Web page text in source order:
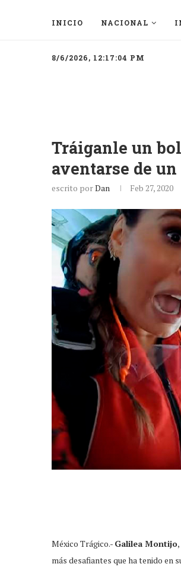
INICIO NACIONAL
8/6/2026, 12:17:04 PM
Tráiganle un
aventarse de
escrito porDan Feb 27, 2020
México Trágico.- Galilea Montijo
más desafiantes que ha tenido en